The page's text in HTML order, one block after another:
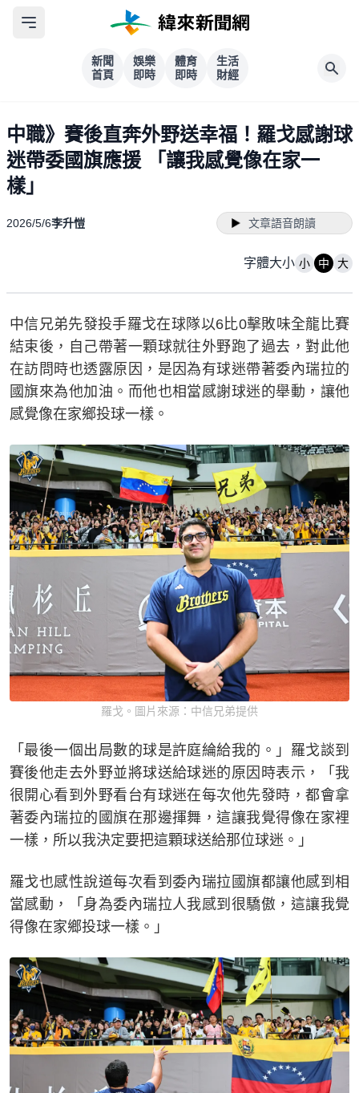
新聞
首頁
娛樂
即時
體育
即時
生活
財經
中職》賽後直奔外野送幸福！羅戈感謝球
迷帶委國旗應援 「讓我感覺像在家一
樣」
2026/5/6李升愷 文章語音朗讀
字體大小 小 中 大
中信兄弟先發投手羅戈在球隊以6比0擊敗味全龍比賽
結束後，自己帶著一顆球就往外野跑了過去，對此他
在訪問時也透露原因，是因為有球迷帶著委內瑞拉的
國旗來為他加油。而他也相當感謝球迷的舉動，讓他
感覺像在家鄉投球一樣。
羅戈。圖片來源：中信兄弟提供
「最後一個出局數的球是許庭綸給我的。」羅戈談到
賽後他走去外野並將球送給球迷的原因時表示，「我
很開心看到外野看台有球迷在每次他先發時，都會拿
著委內瑞拉的國旗在那邊揮舞，這讓我覺得像在家裡
一樣，所以我決定要把這顆球送給那位球迷。」
羅戈也感性說道每次看到委內瑞拉國旗都讓他感到相
當感動，「身為委內瑞拉人我感到很驕傲，這讓我覺
得像在家鄉投球一樣。」